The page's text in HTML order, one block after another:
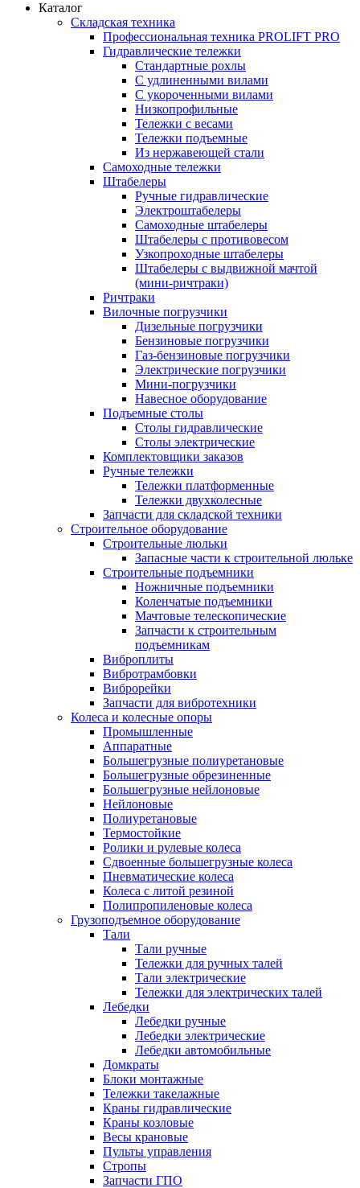
Каталог
Складская техника
Профессиональная техника PROLIFT PRO
Гидравлические тележки
Стандартные рохлы
С удлиненными вилами
С укороченными вилами
Низкопрофильные
Тележки с весами
Тележки подъемные
Из нержавеющей стали
Самоходные тележки
Штабелеры
Ручные гидравлические
Электроштабелеры
Самоходные штабелеры
Штабелеры с противовесом
Узкопроходные штабелеры
Штабелеры с выдвижной мачтой
(мини-ричтраки)
Ричтраки
Вилочные погрузчики
Дизельные погрузчики
Бензиновые погрузчики
Газ-бензиновые погрузчики
Электрические погрузчики
Мини-погрузчики
Навесное оборудование
Подъемные столы
Столы гидравлические
Столы электрические
Комплектовщики заказов
Ручные тележки
Тележки платформенные
Тележки двухколесные
Запчасти для складской техники
Строительное оборудование
Строительные люльки
Запасные части к строительной люльке
Строительные подъемники
Ножничные подъемники
Коленчатые подъемники
Мачтовые телескопические
Запчасти к строительным
подъемникам
Виброплиты
Вибротрамбовки
Виброрейки
Запчасти для вибротехники
Колеса и колесные опоры
Промышленные
Аппаратные
Большегрузные полиуретановые
Большегрузные обрезиненные
Большегрузные нейлоновые
Нейлоновые
Полиуретановые
Термостойкие
Ролики и рулевые колеса
Сдвоенные большегрузные колеса
Пневматические колеса
Колеса с литой резиной
Полипропиленовые колеса
Грузоподъемное оборудование
Тали
Тали ручные
Тележки для ручных талей
Тали электрические
Тележки для электрических талей
Лебедки
Лебедки ручные
Лебедки электрические
Лебедки автомобильные
Домкраты
Блоки монтажные
Тележки такелажные
Краны гидравлические
Краны козловые
Весы крановые
Пульты управления
Стропы
Запчасти ГПО